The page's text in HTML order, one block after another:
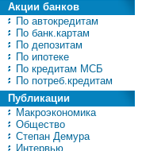
Акции банков
По автокредитам
По банк.картам
По депозитам
По ипотеке
По кредитам МСБ
По потреб.кредитам
Публикации
Макроэкономика
Общество
Степан Демура
Интервью